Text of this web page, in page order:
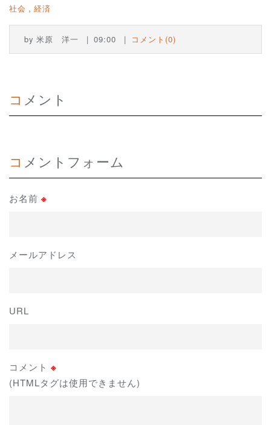
社会 経済
by 米原 洋一 09:00 コメント(0)
コメント
コメントフォーム
お名前 ※
メールアドレス
URL
コメント ※
(HTMLタグは使用できません)